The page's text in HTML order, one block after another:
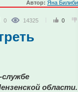
Автор: Яна
0 14325 0
области.